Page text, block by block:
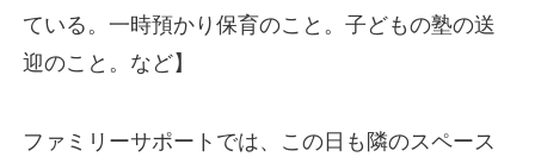
ている。一時預かり保育のこと。子どもの塾の送
迎のこと。など】
ファミリーサポートでは、この日も隣のスペース